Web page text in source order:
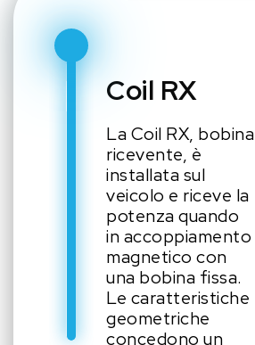
Coil RX
La Coil RX, bobina
ricevente, è
installata sul
veicolo e riceve la
potenza quando
in accoppiamento
magnetico con
una bobina fissa.
Le caratteristiche
geometriche
concedono un